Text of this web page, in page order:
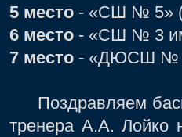
5 место - «СШ № 5»
6 место - «СШ № 3
7 место - «ДЮСШ №
Поздравляем
тренера А.А. Лойко